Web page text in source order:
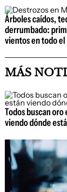
Árboles caídos,
derrumbado:
vientos en todo el
MÁS
Todos buscan
viendo dónde